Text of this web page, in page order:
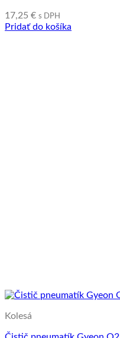
17,25 € s DPH
Pridať do košíka
Kolesá